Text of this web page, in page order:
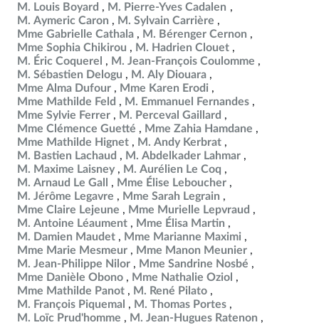
M. Louis Boyard
M. Pierre-Yves Cadalen
M. Aymeric Caron
M. Sylvain Carrière
Mme Gabrielle Cathala
M. Bérenger Cernon
Mme Sophia Chikirou
M. Hadrien Clouet
M. Éric Coquerel
M. Jean-François Coulomme
M. Sébastien Delogu
M. Aly Diouara
Mme Alma Dufour
Mme Karen Erodi
Mme Mathilde Feld
M. Emmanuel Fernandes
Mme Sylvie Ferrer
M. Perceval Gaillard
Mme Clémence Guetté
Mme Zahia Hamdane
Mme Mathilde Hignet
M. Andy Kerbrat
M. Bastien Lachaud
M. Abdelkader Lahmar
M. Maxime Laisney
M. Aurélien Le Coq
M. Arnaud Le Gall
Mme Élise Leboucher
M. Jérôme Legavre
Mme Sarah Legrain
Mme Claire Lejeune
Mme Murielle Lepvraud
M. Antoine Léaument
Mme Élisa Martin
M. Damien Maudet
Mme Marianne Maximi
Mme Marie Mesmeur
Mme Manon Meunier
M. Jean-Philippe Nilor
Mme Sandrine Nosbé
Mme Danièle Obono
Mme Nathalie Oziol
Mme Mathilde Panot
M. René Pilato
M. François Piquemal
M. Thomas Portes
M. Loïc Prud'homme
M. Jean-Hugues Ratenon